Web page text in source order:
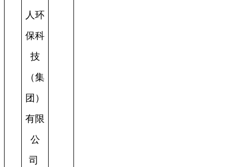
人环
保科
技
（集
团）
有限
公
司